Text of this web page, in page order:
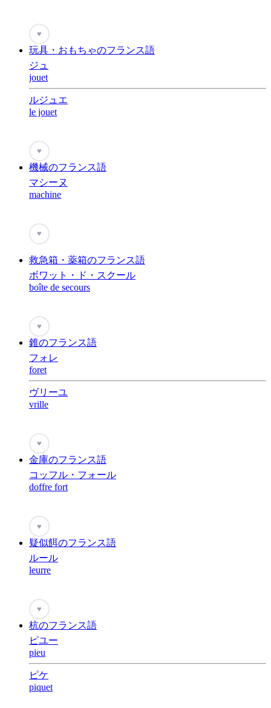
♥
玩具・おもちゃのフランス語
ジュ
jouet
ルジュエ
le jouet
♥
機械のフランス語
マシーヌ
machine
♥
救急箱・薬箱のフランス語
ボワット・ド・スクール
boîte de secours
♥
錐のフランス語
フォレ
foret
ヴリーユ
vrille
♥
金庫のフランス語
コッフル・フォール
doffre fort
♥
疑似餌のフランス語
ルール
leurre
♥
杭のフランス語
ピユー
pieu
ピケ
piquet